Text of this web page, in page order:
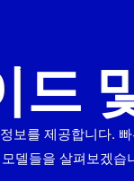
드
보를 제공합니다.
델들을 살펴보겠습